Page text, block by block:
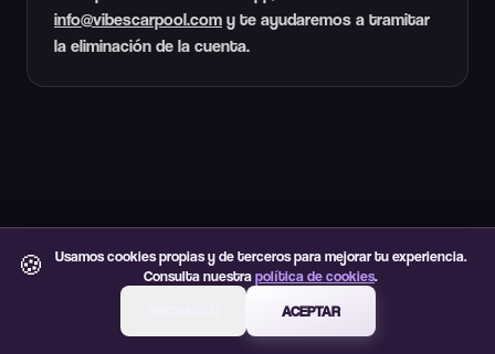
info@vibescarpool.com y te ayudaremos a tramitar
la eliminación de la cuenta.
🍪
Usamos cookies propias y de terceros para mejorar tu experiencia.
Consulta nuestrapolítica de cookies.
ACEPTAR